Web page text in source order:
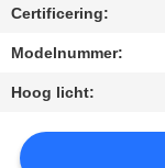
VERZOEK
OM
EEN
CITAAT
Certificering:
Modelnummer:
Hoog licht: